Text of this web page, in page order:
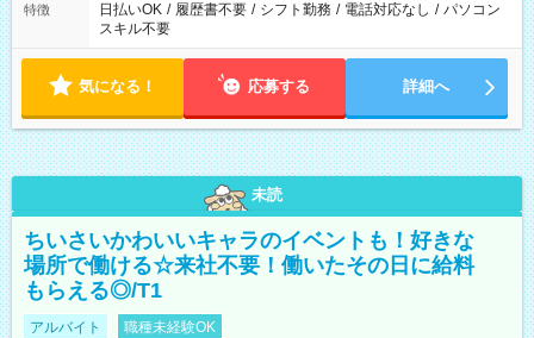
特徴 日払いOK / 履歴書不要 / シフト勤務 / 電話対応なし / パソコン
スキル不要
気になる！ 応募する 詳細へ
未読
ちいさいかわいいキャラのイベントも！好きな
場所で働ける☆来社不要！働いたその日に給料
もらえる◎/T1
アルバイト 職種未経験OK